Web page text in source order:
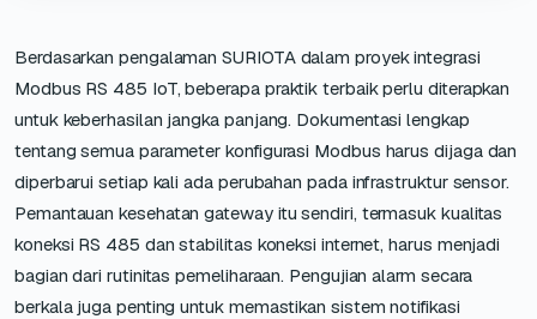
Berdasarkan pengalaman SURIOTA dalam proyek integrasi
Modbus RS 485 IoT, beberapa praktik terbaik perlu diterapkan
untuk keberhasilan jangka panjang. Dokumentasi lengkap
tentang semua parameter konfigurasi Modbus harus dijaga dan
diperbarui setiap kali ada perubahan pada infrastruktur sensor.
Pemantauan kesehatan gateway itu sendiri, termasuk kualitas
koneksi RS 485 dan stabilitas koneksi internet, harus menjadi
bagian dari rutinitas pemeliharaan. Pengujian alarm secara
berkala juga penting untuk memastikan sistem notifikasi